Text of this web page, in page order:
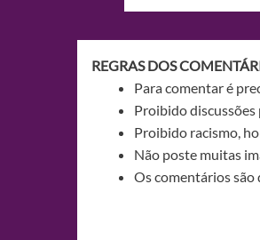
REGRAS DOS
Para comentar é
Proibido discussões
Proibido racismo,
Não poste muitas
Os comentários são